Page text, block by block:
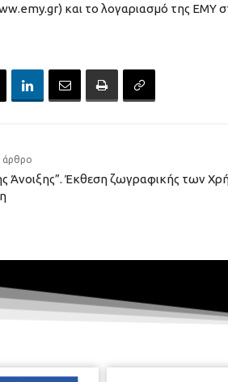
και το λογαριασμό της ΕΜΥ
άρθρο
Άνοιξης”. Έκθεση ζωγραφικής των